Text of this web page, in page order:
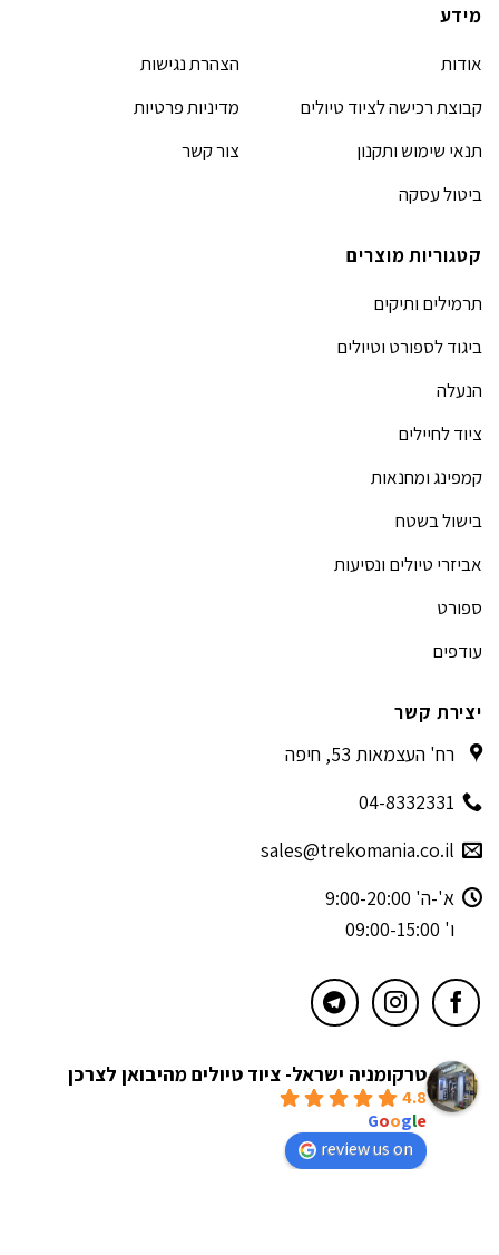
מידע
אודות
קבוצת רכישה לציוד טיולים
תנאי שימוש ותקנון
ביטול עסקה
הצהרת נגישות
מדיניות פרטיות
צור קשר
קטגוריות מוצרים
תרמילים ותיקים
ביגוד לספורט וטיולים
הנעלה
ציוד לחיילים
קמפינג ומחנאות
בישול בשטח
אביזרי טיולים ונסיעות
ספורט
עודפים
יצירת קשר
רח' העצמאות 53, חיפה
04-8332331
sales@trekomania.co.il
א'-ה' 9:00-20:00
ו' 09:00-15:00
טרקומניה ישראל- ציוד טיולים מהיבואן לצרכן
4.8
Google
review us on